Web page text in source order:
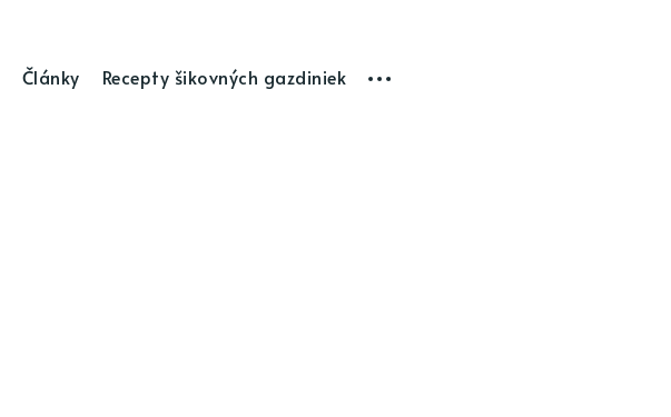
Články Recepty šikovných gazdiniek